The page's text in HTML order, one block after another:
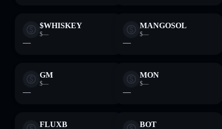
$WHISKEY
$—
—
MANGOSOL
$—
—
GM
$—
—
MON
$—
—
FLUXB BOT